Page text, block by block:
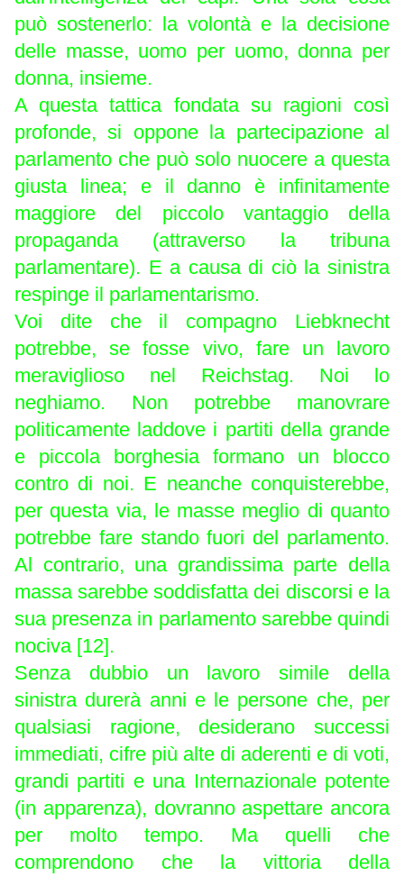
può sostenerlo: la volontà e la decisione
delle masse, uomo per uomo, donna per
donna, insieme.
A questa tattica fondata su ragioni così
profonde, si oppone la partecipazione al
parlamento che può solo nuocere a questa
giusta linea; e il danno è infinitamente
maggiore del piccolo vantaggio della
propaganda (attraverso la tribuna
parlamentare). E a causa di ciò la sinistra
respinge il parlamentarismo.
Voi dite che il compagno Liebknecht
potrebbe, se fosse vivo, fare un lavoro
meraviglioso nel Reichstag. Noi lo
neghiamo. Non potrebbe manovrare
politicamente laddove i partiti della grande
e piccola borghesia formano un blocco
contro di noi. E neanche conquisterebbe,
per questa via, le masse meglio di quanto
potrebbe fare stando fuori del parlamento.
Al contrario, una grandissima parte della
massa sarebbe soddisfatta dei discorsi e la
sua presenza in parlamento sarebbe quindi
nociva [12].
Senza dubbio un lavoro simile della
sinistra durerà anni e le persone che, per
qualsiasi ragione, desiderano successi
immediati, cifre più alte di aderenti e di voti,
grandi partiti e una Internazionale potente
(in apparenza), dovranno aspettare ancora
per molto tempo. Ma quelli che
comprendono che la vittoria della